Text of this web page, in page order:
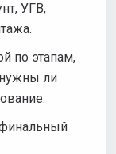
УГВ,
по этапам,
ли